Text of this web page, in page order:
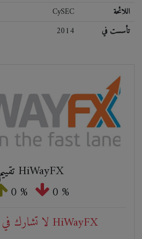
CySEC
اللائحة
2014
تأسست في
تقييم HiWayFX
0 % 0 %
لا تشارك في التصنيف HiWayFX